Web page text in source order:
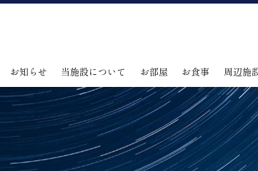
お知らせ 当施設について お部屋 お食事 周辺施